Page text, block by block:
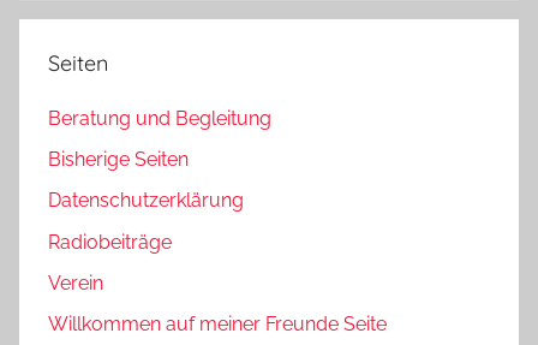
Seiten
Beratung und Begleitung
Bisherige Seiten
Datenschutzerklärung
Radiobeiträge
Verein
Willkommen auf meiner Freunde Seite